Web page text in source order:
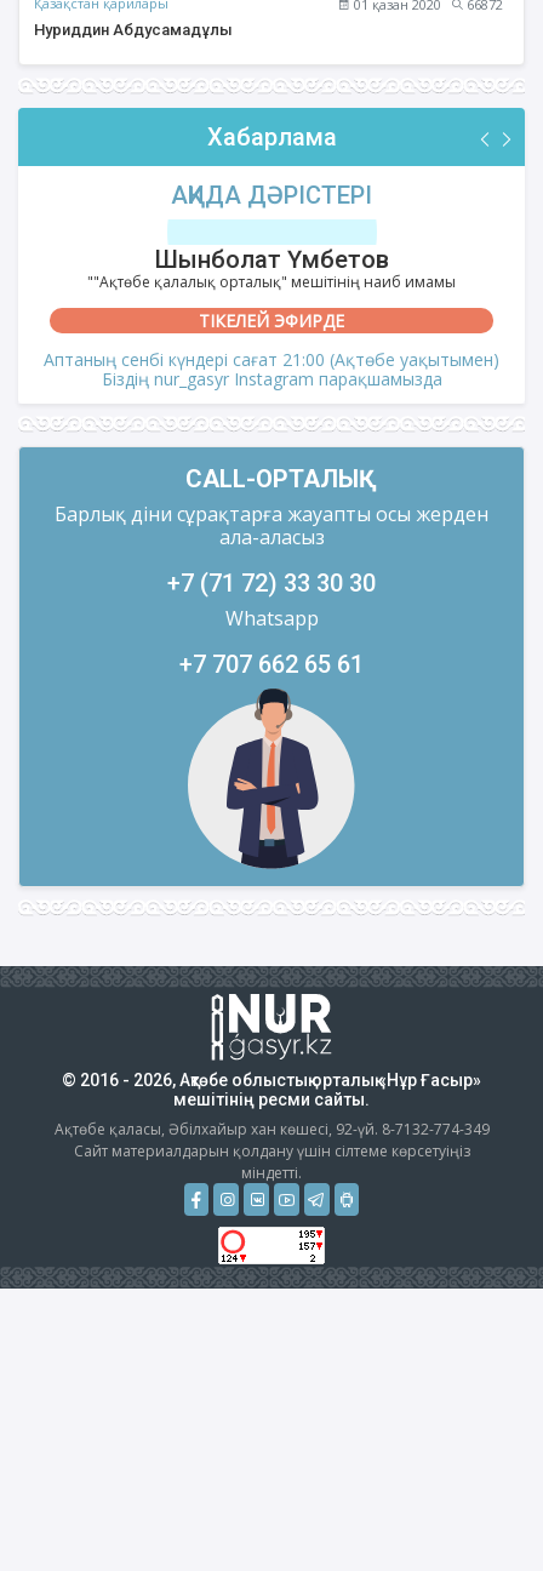
01 қазан 2020
66872
Нуриддин Абдусамадұлы
Хабарлама
АҚИДА ДӘРІСТЕРІ
Шынболат Үмбетов
""Ақтөбе қалалық орталық" мешітінің наиб имамы
ТІКЕЛЕЙ ЭФИРДЕ
Аптаның сенбі күндері сағат 21:00 (Ақтөбе уақытымен)
Біздің nur_gasyr Instagram парақшамызда
CALL-ОРТАЛЫҚ
Барлық діни сұрақтарға жауапты осы жерден
ала-аласыз
+7 (71 72) 33 30 30
Whatsapp
+7 707 662 65 61
© 2016 - 2026, Ақтөбе облыстық орталық «Нұр Ғасыр»
мешітінің ресми сайты.
Ақтөбе қаласы, Әбілхайыр хан көшесі, 92-үй. 8-7132-774-349
Сайт материалдарын қолдану үшін сілтеме көрсетуіңіз
міндетті.